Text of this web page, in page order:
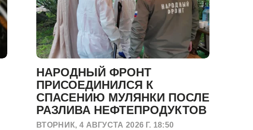
НАРОДНЫЙ ФРОНТ
ПРИСОЕДИНИЛСЯ К
СПАСЕНИЮ МУЛЯНКИ ПОСЛЕ
РАЗЛИВА НЕФТЕПРОДУКТОВ
ВТОРНИК, 4 АВГУСТА 2026 Г. 18:50